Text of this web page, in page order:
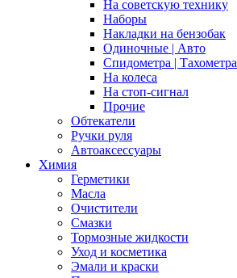
На советскую технику
Наборы
Накладки на бензобак
Одиночные | Авто
Спидометра | Тахометра
На колеса
На стоп-сигнал
Прочие
Обтекатели
Ручки руля
Автоаксессуары
Химия
Герметики
Масла
Очистители
Смазки
Тормозные жидкости
Уход и косметика
Эмали и краски